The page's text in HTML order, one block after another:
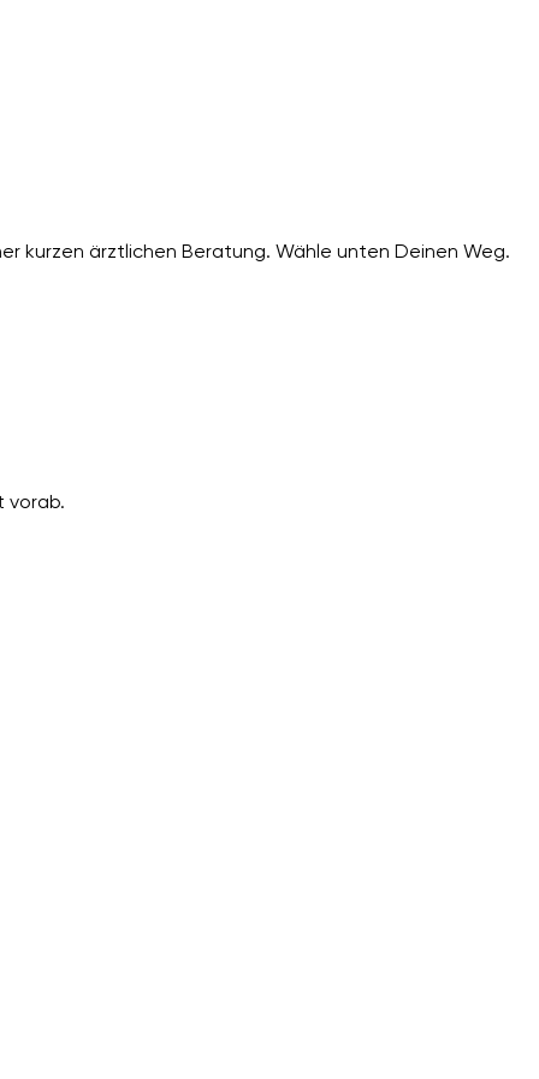
kurzen ärztlichen Beratung. Wähle unten Deinen Weg.
vorab.